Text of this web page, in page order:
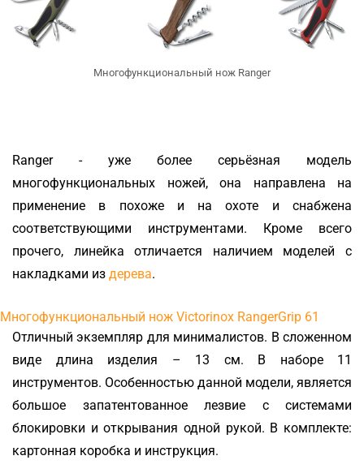
Многофункциональный нож Ranger
Ranger - уже более серьёзная модель
многофункциональных ножей, она направлена на
применение в похоже и на охоте и снабжена
соответствующими инструментами. Кроме всего
прочего, линейка отличается наличием моделей с
накладками из дерева.
Многофункциональный нож Victorinox RangerGrip 61
Отличный экземпляр для минималистов. В сложенном
виде длина изделия – 13 см. В наборе 11
инструментов. Особенностью данной модели, является
большое запатентованное лезвие с системами
блокировки и открывания одной рукой. В комплекте:
картонная коробка и инструкция.